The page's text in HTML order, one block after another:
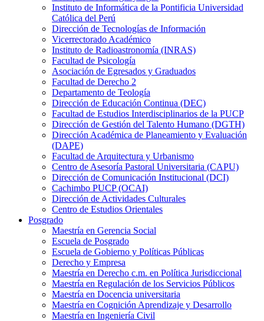
Instituto de Informática de la Pontificia Universidad
Católica del Perú
Dirección de Tecnologías de Información
Vicerrectorado Académico
Instituto de Radioastronomía (INRAS)
Facultad de Psicología
Asociación de Egresados y Graduados
Facultad de Derecho 2
Departamento de Teología
Dirección de Educación Continua (DEC)
Facultad de Estudios Interdisciplinarios de la PUCP
Dirección de Gestión del Talento Humano (DGTH)
Dirección Académica de Planeamiento y Evaluación
(DAPE)
Facultad de Arquitectura y Urbanismo
Centro de Asesoría Pastoral Universitaria (CAPU)
Dirección de Comunicación Institucional (DCI)
Cachimbo PUCP (OCAI)
Dirección de Actividades Culturales
Centro de Estudios Orientales
Posgrado
Maestría en Gerencia Social
Escuela de Posgrado
Escuela de Gobierno y Políticas Públicas
Derecho y Empresa
Maestría en Derecho c.m. en Política Jurisdiccional
Maestría en Regulación de los Servicios Públicos
Maestría en Docencia universitaria
Maestría en Cognición Aprendizaje y Desarrollo
Maestría en Ingeniería Civil